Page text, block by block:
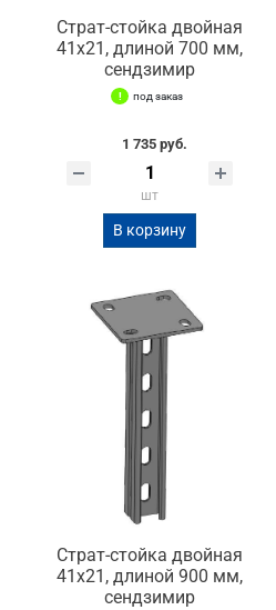
Страт-стойка двойная
41х21, длиной 700 мм,
сендзимир
под заказ
1 735 руб.
шт
В корзину
Страт-стойка двойная
41х21, длиной 900 мм,
сендзимир